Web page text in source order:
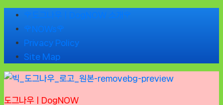
Skip
content
🌹도그나우ㅣDogNOW 소개🌹
🌹NOWs🌹
Privacy Policy
Site Map
도그나우ㅣDogNOW